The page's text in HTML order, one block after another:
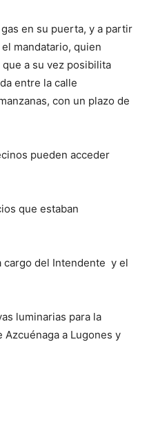
en su puerta, y a partir
mandatario, quien
a su vez posibilita
entre la calle
con un plazo de
pueden acceder
que estaban
cargo del Intendente y el
luminarias para la
a Lugones y